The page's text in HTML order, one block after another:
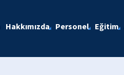
Hakkımızda Personel Eğitim